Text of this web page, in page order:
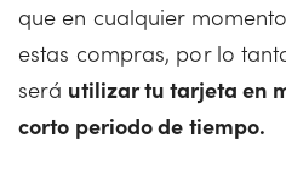
que en cualquier
estas compras, por lo
será utilizar tu tarjeta en
corto periodo de tiempo.